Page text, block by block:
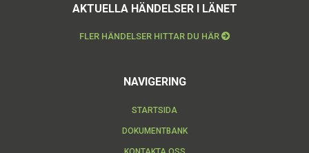
AKTUELLA HÄNDELSER I LÄNET
FLER HÄNDELSER HITTAR DU HÄR
NAVIGERING
STARTSIDA
DOKUMENTBANK